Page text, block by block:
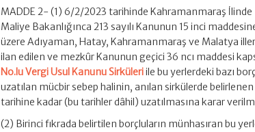
MADDE 2- (1) 6/2/2023 tarihinde Kahramanmaraş
Maliye Bakanlığınca 213 sayılı Kanunun 15 inci
üzere Adıyaman, Hatay, Kahramanmaraş ve Malatya
ilan edilen ve mezkûr Kanunun geçici 36 ncı maddesi
No.lu Vergi Usul Kanunu Sirküleriile bu yerlerdeki bazı
uzatılan mücbir sebep halinin, anılan sirkülerde
tarihine kadar (bu tarihler dâhil) uzatılmasına karar
(2) Birinci fıkrada belirtilen borçluların münhasıran bu